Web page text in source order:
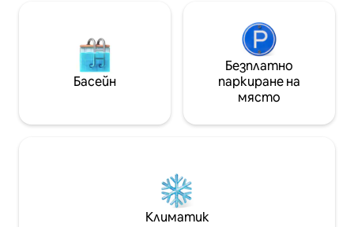
Басейн
Безплатно
паркиране на
място
Климатик